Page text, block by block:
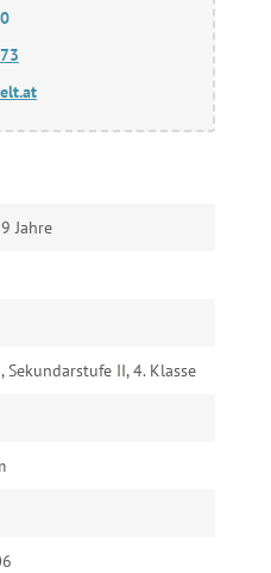
Jahre
Sekundarstufe II, 4. Klasse